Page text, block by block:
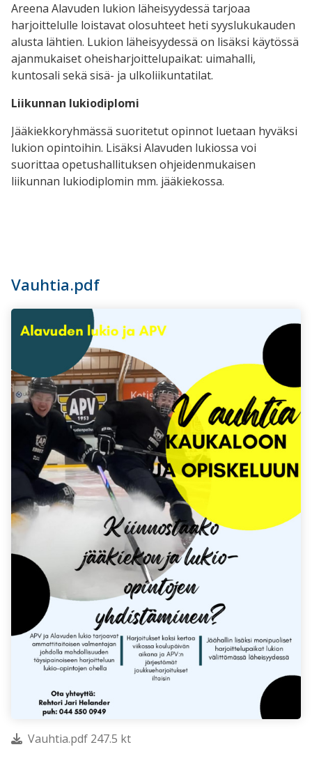
Areena Alavuden lukion läheisyydessä tarjoaa
harjoittelulle loistavat olosuhteet heti syyslukukauden
alusta lähtien. Lukion läheisyydessä on lisäksi käytössä
ajanmukaiset oheisharjoittelupaikat: uimahalli,
kuntosali sekä sisä- ja ulkoliikuntatilat.
Liikunnan lukiodiplomi
Jääkiekkoryhmässä suoritetut opinnot luetaan hyväksi
lukion opintoihin. Lisäksi Alavuden lukiossa voi
suorittaa opetushallituksen ohjeidenmukaisen
liikunnan lukiodiplomin mm. jääkiekossa.
Vauhtia.pdf
Vauhtia.pdf 247.5 kt